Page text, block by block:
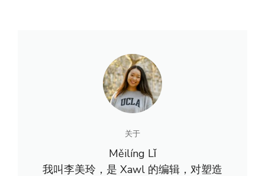
关于
Měilíng Lǐ
我叫李美玲，是 Xawl 的编辑，对塑造